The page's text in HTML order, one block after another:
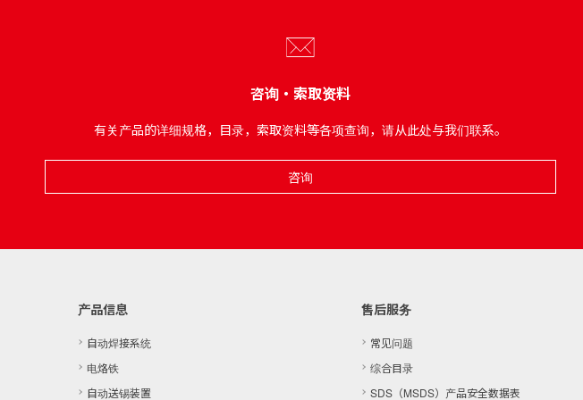
咨询・索取资料
有关产品的详细规格，目录，索取资料等各项查询，请从此处与我们联系。
咨询
产品信息
自动焊接系统
电烙铁
自动送锡装置
售后服务
常见问题
综合目录
SDS（​​MSDS）产品安全数据表